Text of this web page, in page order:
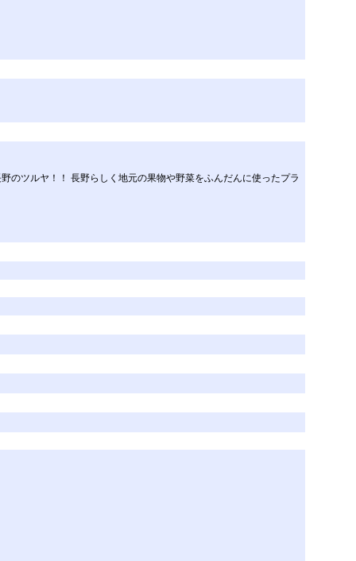
のツルヤ！！ 長野らしく地元の果物や野菜をふんだんに使ったプラ